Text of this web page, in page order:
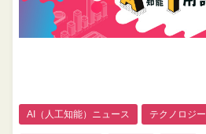
AI（人工知能）ニュース テクノロジー